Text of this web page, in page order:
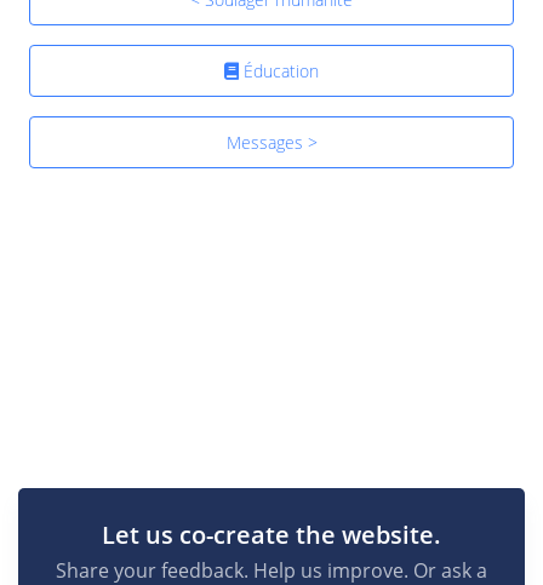
Éducation
Messages >
Let us co-create the website.
Share your feedback. Help us improve. Or ask a